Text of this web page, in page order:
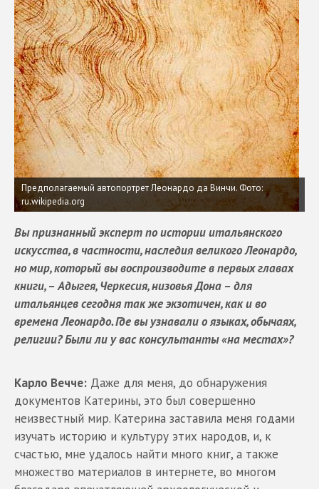
Предполагаемый автопортрет Леонардо да Винчи.Фото:
ru.wikipedia.org
Вы признанный эксперт по истории итальянского
искусства, в частности, наследия великого Леонардо,
но мир, который вы воспроизводите в первых главах
книги, – Адыгея, Черкесия, низовья Дона – для
итальянцев сегодня так же экзотичен, как и во
времена Леонардо. Где вы узнавали о языках, обычаях,
религии? Были ли у вас консультанты «на местах»?
Карло Вечче: Даже для меня, до обнаружения
документов Катерины, это был совершенно
неизвестный мир. Катерина заставила меня годами
изучать историю и культуру этих народов, и, к
счастью, мне удалось найти много книг, а также
множество материалов в интернете, во многом